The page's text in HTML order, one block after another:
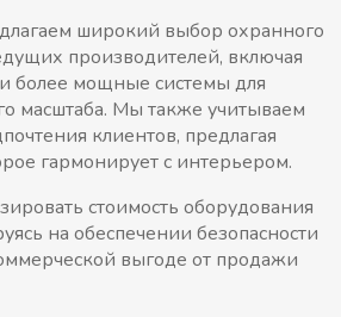
широкий выбор охранного
производителей, включая
более мощные системы для
масштаба. Мы также учитываем
клиентов, предлагая
гармонирует с интерьером.
стоимость оборудования
на обеспечении безопасности
выгоде от продажи